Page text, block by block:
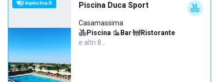
Piscina Duca Sport
Casamassima
Piscina· Bar· Ristorante·
e altri 8…